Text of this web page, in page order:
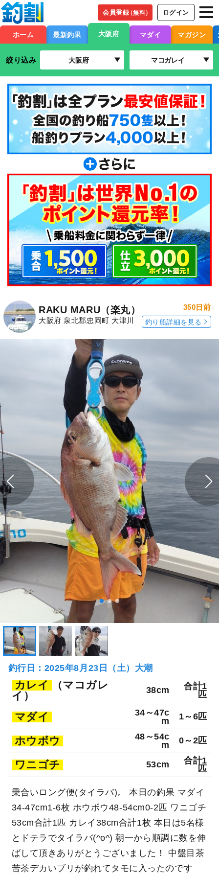
会員登録（無料） ログイン
ホーム 最新釣果 大阪府 マダイ マガジン
絞り込み 大阪府 マコガレイ
RAKU MARU（楽丸）
大阪府 泉北郡忠岡町 大津川
350日前
釣り船詳細を見る
釣行日：2025年8月23日（土）大潮
カレイ
（マコガレ
イ）
38cm
合計1
匹
マダイ
34～47c
m
1～6匹
ホウボウ
48～54c
m
0～2匹
ワニゴチ 53cm
合計1
匹
乗合いロング便(タイラバ)。 本日の釣果 マダイ
34-47cm1-6枚 ホウボウ48-54cm0-2匹 ワニゴチ
53cm合計1匹 カレイ38cm合計1枚 本日は5名様
とドテラでタイラバ(^o^) 朝一から順調に数を伸
ばして頂きありがとうございました！ 中盤目茶
苦茶デカいブリが釣れてタモに入ったのです